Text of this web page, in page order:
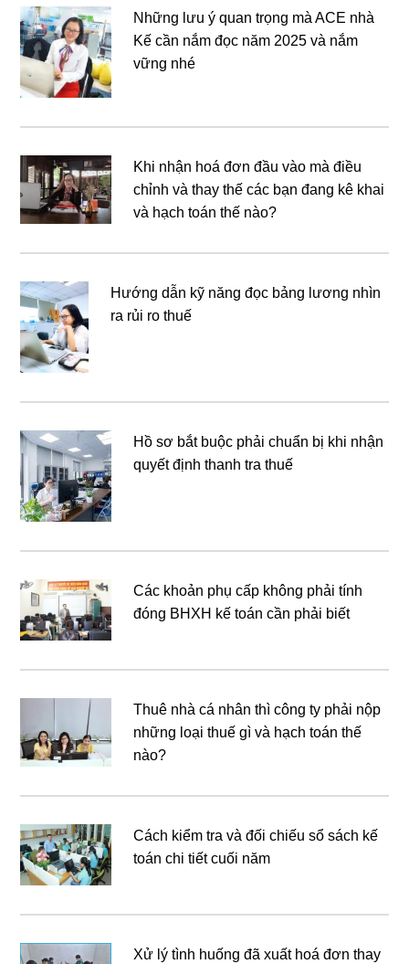
Những lưu ý quan trọng mà ACE nhà
Kế cần nắm đọc năm 2025 và nắm
vững nhé
Khi nhận hoá đơn đầu vào mà điều
chỉnh và thay thế các bạn đang kê khai
và hạch toán thế nào?
Hướng dẫn kỹ năng đọc bảng lương nhìn
ra rủi ro thuế
Hồ sơ bắt buộc phải chuẩn bị khi nhận
quyết định thanh tra thuế
Các khoản phụ cấp không phải tính
đóng BHXH kế toán cần phải biết
Thuê nhà cá nhân thì công ty phải nộp
những loại thuế gì và hạch toán thế
nào?
Cách kiểm tra và đối chiếu sổ sách kế
toán chi tiết cuối năm
Xử lý tình huống đã xuất hoá đơn thay